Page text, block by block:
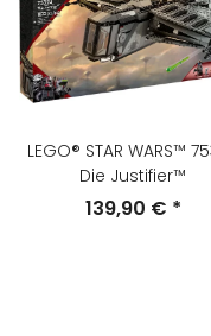
LEGO® STAR WARS™
Die Justifier™
139,90 € *